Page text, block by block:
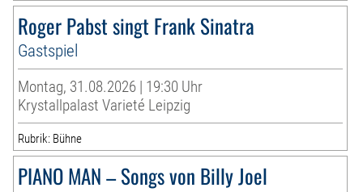
Roger Pabst singt Frank Sinatra
Gastspiel
Montag, 31.08.2026 | 19:30 Uhr
Krystallpalast Varieté Leipzig
Rubrik: Bühne
PIANO MAN – Songs von Billy Joel